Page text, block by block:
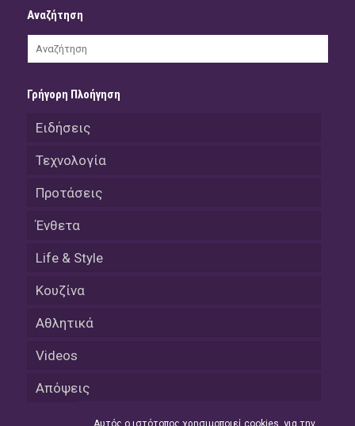
Αναζήτηση
Γρήγορη Πλοήγηση
Ειδήσεις
Τεχνολογία
Προτάσεις
Ένθετα
Life & Style
Κουζίνα
Αθλητικά
Videos
Απόψεις
Αυτός ο ιστότοπος χρησιμοποιεί cookies, για την